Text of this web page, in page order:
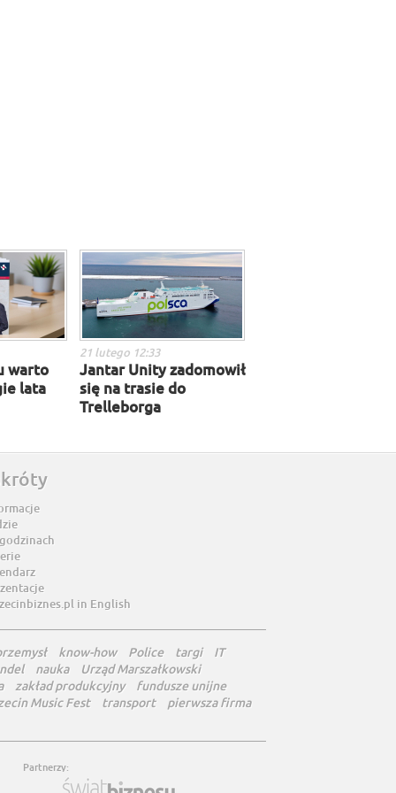
warto
lata
21 lutego 12:33
Jantar Unity zadomowił
się na trasie do
Trelleborga
in English
know-how Police targi
IT
nauka
Urząd Marszałkowski
zakład produkcyjny
fundusze unijne
Music Fest
transport pierwsza firma
Partnerzy: